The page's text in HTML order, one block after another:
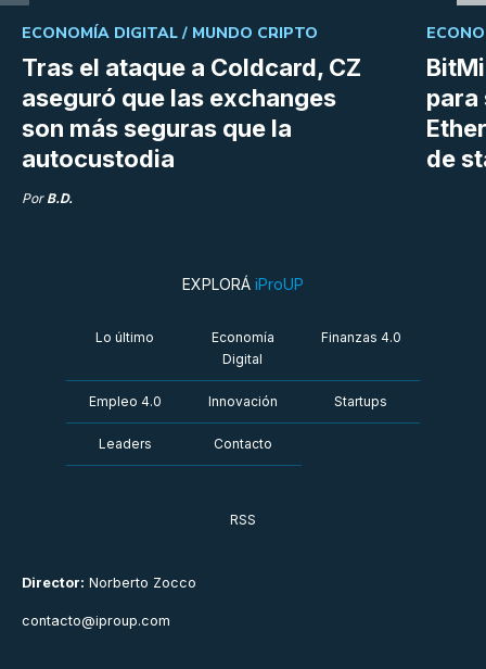
Tras el ataque a Coldcard, CZ
aseguró que las exchanges
son más seguras que la
autocustodia
ECONOMÍA DIGITAL / MUNDO CRIPTO
Por B.D.
para
de
Director: Norberto Zocco
contacto@iproup.com
EXPLORÁ iProUP
Lo último
Economía
Digital
Finanzas 4.0
Empleo 4.0 Innovación Startups
Leaders Contacto
RSS